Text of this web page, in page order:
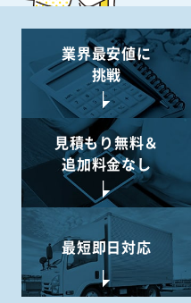
業界最安値に
挑戦
見積もり無料＆
追加料金なし
最短即日対応